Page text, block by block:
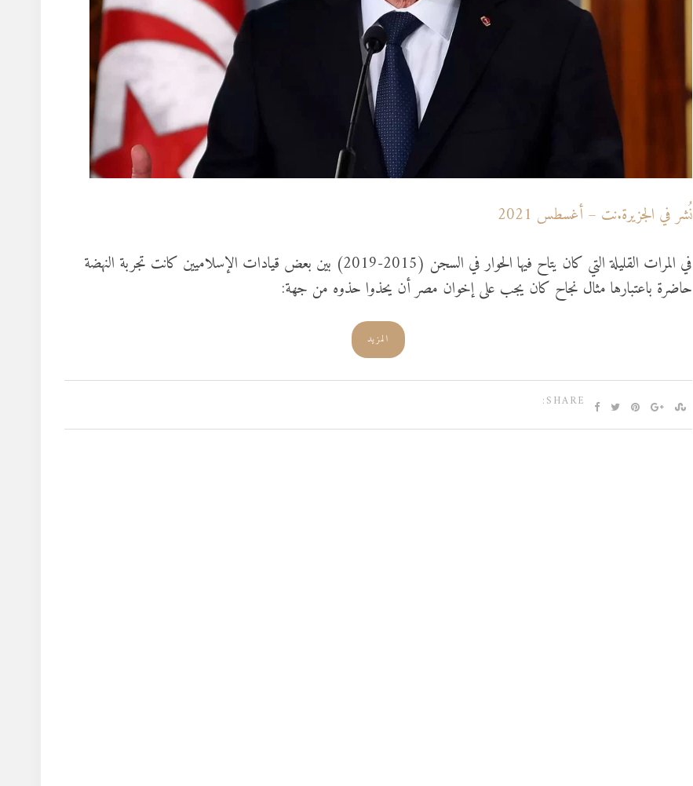
نُشر في الجزيرة.نت – أغسطس 2021
في المرات القليلة التي كان يتاح فيها الحوار في السجن (2015-2019) بين بعض قيادات الإسلاميين كانت تجربة النهضة
حاضرة باعتبارها مثال نجاح كان يجب على إخوان مصر أن يحذوا حذوه من جهة:
المزيد
SHARE: